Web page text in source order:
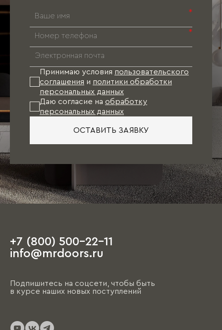
*
*
Принимаю условия пользовательского
соглашения и политики обработки
персональных данных
Даю согласие на обработку
персональных данных
ОСТАВИТЬ ЗАЯВКУ
+7 (800) 500-22-11
info@mrdoors.ru
Подпишитесь на соцсети, чтобы быть
в курсе наших новых поступлений